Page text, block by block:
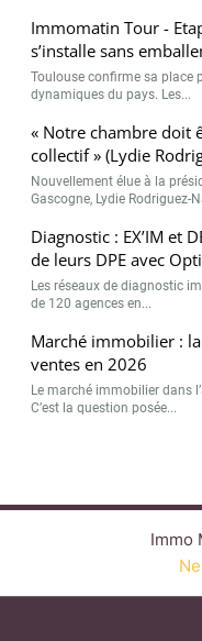
Immomatin Tour -
s’installe sans
Toulouse confirme sa place
dynamiques du pays. Les...
« Notre chambre doit
collectif » (Lydie
Nouvellement élue à la
Gascogne, Lydie Rodriguez-
Diagnostic : EX’IM et
de leurs DPE avec
Les réseaux de diagnostic
de 120 agences en...
Marché immobilier :
ventes en 2026
Le marché immobilier dans
C’est la question posée...
Immo